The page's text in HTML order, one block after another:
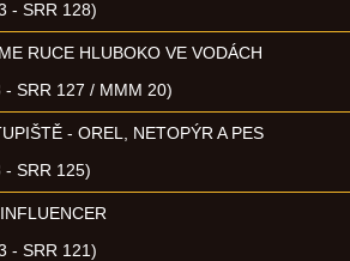
- SRR 128)
RUCE HLUBOKO VE VODÁCH
- SRR 127 / MMM 20)
- OREL, NETOPÝR A PES
- SRR 125)
- SRR 121)